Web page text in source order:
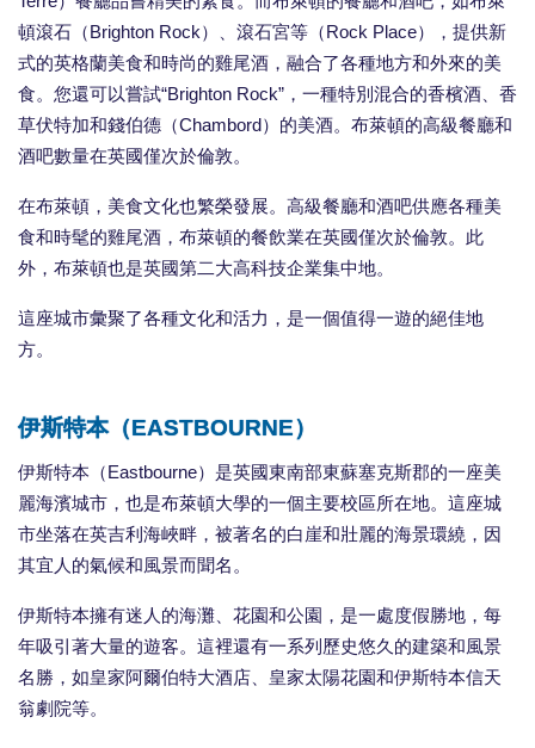
頓滾石（Brighton Rock）、滾石宮等（Rock Place），提供新
式的英格蘭美食和時尚的雞尾酒，融合了各種地方和外來的美
食。您還可以嘗試“Brighton Rock”，一種特別混合的香檳酒、香
草伏特加和錢伯德（Chambord）的美酒。布萊頓的高級餐廳和
酒吧數量在英國僅次於倫敦。
在布萊頓，美食文化也繁榮發展。高級餐廳和酒吧供應各種美
食和時髦的雞尾酒，布萊頓的餐飲業在英國僅次於倫敦。此
外，布萊頓也是英國第二大高科技企業集中地。
這座城市彙聚了各種文化和活力，是一個值得一遊的絕佳地
方。
伊斯特本（EASTBOURNE）
伊斯特本（Eastbourne）是英國東南部東蘇塞克斯郡的一座美
麗海濱城市，也是布萊頓大學的一個主要校區所在地。這座城
市坐落在英吉利海峽畔，被著名的白崖和壯麗的海景環繞，因
其宜人的氣候和風景而聞名。
伊斯特本擁有迷人的海灘、花園和公園，是一處度假勝地，每
年吸引著大量的遊客。這裡還有一系列歷史悠久的建築和風景
名勝，如皇家阿爾伯特大酒店、皇家太陽花園和伊斯特本信天
翁劇院等。